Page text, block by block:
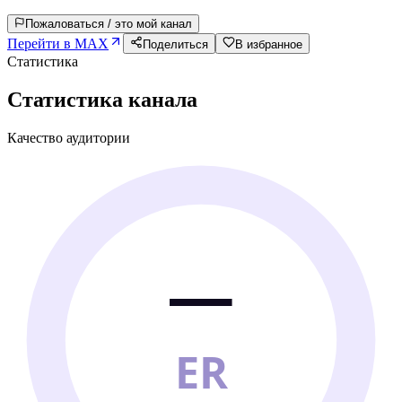
Пожаловаться / это мой канал
Перейти в MAX Поделиться В избранное
Статистика
Статистика канала
Качество аудитории
—
ER